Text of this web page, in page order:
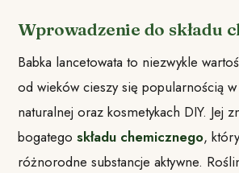
Wprowadzenie do składu
Babka lancetowata to niezwykle
od wieków cieszy się popularnością
naturalnej oraz kosmetykach DIY. Jej
bogategoskładu chemicznego,
różnorodne substancje aktywne.